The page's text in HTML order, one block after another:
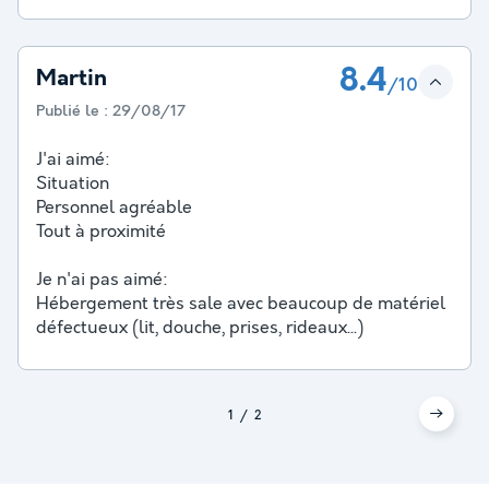
Martin 8.4/10
Publié le : 29/08/17
J'ai aimé:
Situation
Personnel agréable
Tout à proximité
Je n'ai pas aimé:
Hébergement très sale avec beaucoup de matériel
défectueux (lit, douche, prises, rideaux...)
1 2